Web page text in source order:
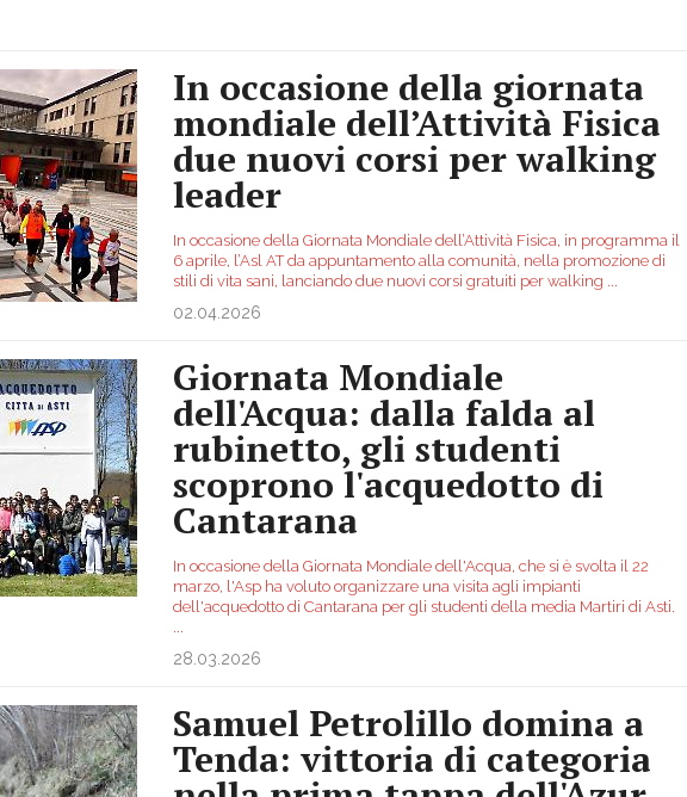
In occasione della giornata
mondiale dell’Attività Fisica
due nuovi corsi per walking
leader
In occasione della Giornata Mondiale dell’Attività Fisica, in programma il
6 aprile, l’Asl AT da appuntamento alla comunità, nella promozione di
stili di vita sani, lanciando due nuovi corsi gratuiti per walking
02.04.2026
Giornata Mondiale
dell'Acqua: dalla falda al
rubinetto, gli studenti
scoprono l'acquedotto di
Cantarana
In occasione della Giornata Mondiale dell'Acqua, che si è svolta il 22
marzo, l'Asp ha voluto organizzare una visita agli impianti
dell'acquedotto di Cantarana per gli studenti della media Martiri di Asti.
28.03.2026
Samuel Petrolillo domina a
Tenda: vittoria di categoria